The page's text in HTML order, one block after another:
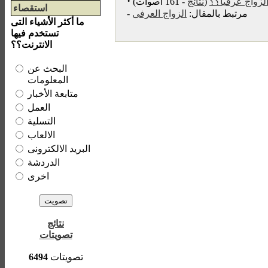
استقصاء
ما أكثر الأشياء التى
تستخدم فيها
الانترنت؟؟
البحث عن
المعلومات
متابعة الأخبار
العمل
التسلية
الالعاب
البريد الالكترونى
الدردشة
اخرى
نتائج
تصويتات
تصويتات6494
- مرتبط بالمقال: الزواج العرفى